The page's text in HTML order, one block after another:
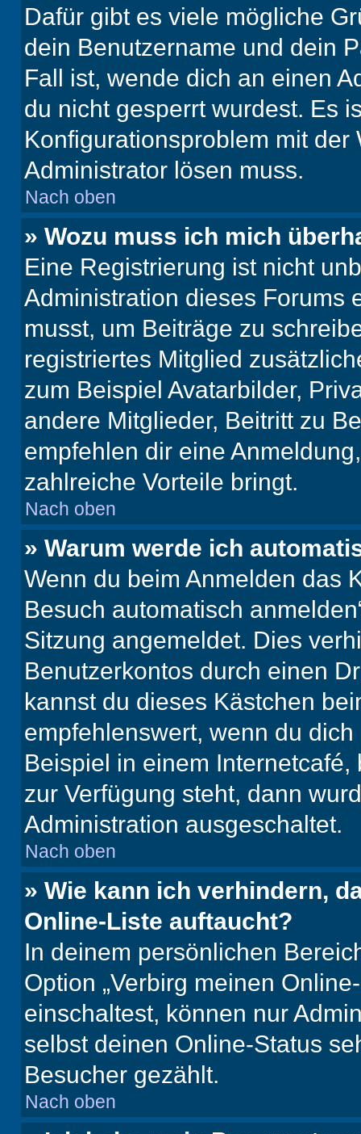
Dafür gibt es viele mögliche
dein Benutzername und dein
Fall ist, wende dich an einen
du nicht gesperrt wurdest. Es
Konfigurationsproblem mit
Administrator lösen muss.
Nach oben
» Wozu muss ich mich
Eine Registrierung ist nicht
Administration dieses Forums
musst, um Beiträge zu
registriertes Mitglied
zum Beispiel Avatarbilder,
andere Mitglieder, Beitritt zu
empfehlen dir eine
zahlreiche Vorteile bringt.
Nach oben
» Warum werde ich
Wenn du beim Anmelden das
Besuch automatisch
Sitzung angemeldet. Dies
Benutzerkontos durch einen
kannst du dieses Kästchen
empfehlenswert, wenn du
Beispiel in einem
zur Verfügung steht, dann
Administration ausgeschaltet.
Nach oben
» Wie kann ich verhindern,
Online-Liste auftaucht?
In deinem persönlichen
Option „Verbirg meinen
einschaltest, können nur
selbst deinen Online-Status
Besucher gezählt.
Nach oben